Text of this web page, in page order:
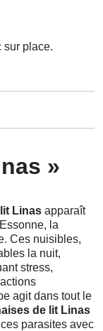
sur place.
»
Linas apparaît
la
Ces nuisibles,
la nuit,
stress,
agit dans tout le
de lit Linas
parasites avec